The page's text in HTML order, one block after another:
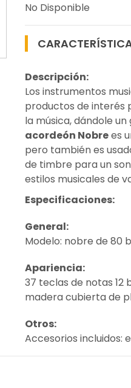
No Disponible
Descripción:
Los instrumentos
productos de interés
la música, dándole
acordeón Nobrees
pero también es
de timbre para un
estilos musicales de
Especificaciones:
General:
Modelo: nobre de 80
Apariencia:
37 teclas de notas 12
madera cubierta de
Otros:
Accesorios incluidos: